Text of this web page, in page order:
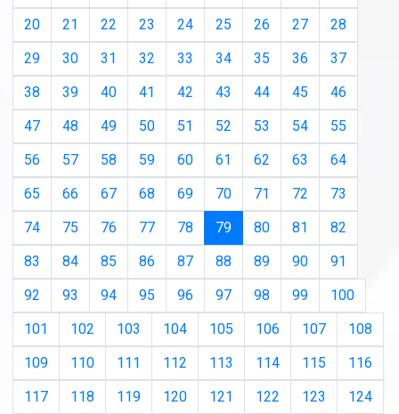
20
21 22 23 24 25 26 27
28
29
30 31 32 33 34 35 36
37
38
39 40 41 42 43 44 45
46
47
48 49 50 51 52 53 54
55
56
57 58 59 60 61 62 63
64
65
66 67 68 69 70 71 72
73
74
75 76 77 78 79(current)
80 81
82
83
84 85 86 87 88 89 90
91
92
93 94 95 96 97 98 99
100
101
102 103 104 105 106 107
108
109
110 111 112 113 114 115
116
117
118 119 120 121 122 123
124